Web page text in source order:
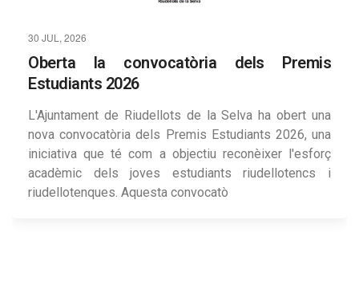
30 JUL, 2026
Oberta la convocatòria dels Premis
Estudiants 2026
L'Ajuntament de Riudellots de la Selva ha obert una
nova convocatòria dels Premis Estudiants 2026, una
iniciativa que té com a objectiu reconèixer l'esforç
acadèmic dels joves estudiants riudellotencs i
riudellotenques. Aquesta convocatò